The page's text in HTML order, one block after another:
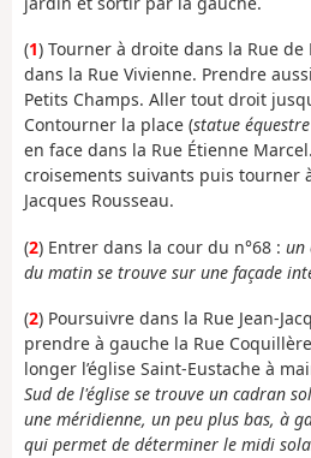
(1) Tourner à droite dans la Rue
dans la Rue Vivienne. Prendre
Petits Champs. Aller tout droit
Contourner la place (statue
en face dans la Rue Étienne
croisements suivants puis tourner
Jacques Rousseau.
(2) Entrer dans la cour du n°68 : un
du matin se trouve sur une façade
(2) Poursuivre dans la Rue Jean-
prendre à gauche la Rue
longer l’église Saint-Eustache à
Sud de l'église se trouve un cadran
une méridienne, un peu plus bas, à
qui permet de déterminer le midi